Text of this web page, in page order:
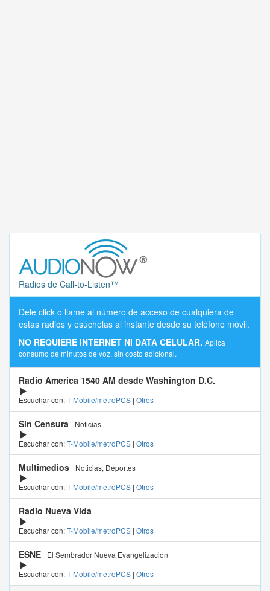
Radios de Call-to-Listen™
Dele click o llame al número de acceso de cualquiera de
estas radios y esúchelas al instante desde su teléfono móvil.
NO REQUIERE INTERNET NI DATA CELULAR. Aplica
consumo de minutos de voz, sin costo adicional.
Radio America 1540 AM desde Washington D.C.
Escuchar con:T-Mobile/metroPCS | Otros
Sin Censura
Noticias
Escuchar con:T-Mobile/metroPCS | Otros
Multimedios
Noticias, Deportes
Escuchar con:T-Mobile/metroPCS | Otros
Radio Nueva Vida
Escuchar con:T-Mobile/metroPCS | Otros
ESNE
El Sembrador Nueva Evangelizacion
Escuchar con:T-Mobile/metroPCS | Otros